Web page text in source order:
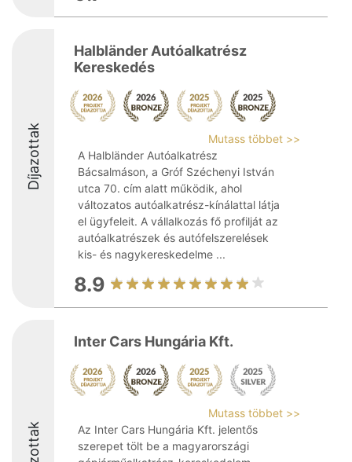
Díjazottak
Halbländer Autóalkatrész
Kereskedés
Mutass többet >>
A Halbländer Autóalkatrész
Bácsalmáson, a Gróf Széchenyi István
utca 70. cím alatt működik, ahol
változatos autóalkatrész-kínálattal látja
el ügyfeleit. A vállalkozás fő profilját az
autóalkatrészek és autófelszerelések
kis- és nagykereskedelme ...
8.9
Inter Cars Hungária Kft.
Mutass többet >>
Az Inter Cars Hungária Kft. jelentős
szerepet tölt be a magyarországi